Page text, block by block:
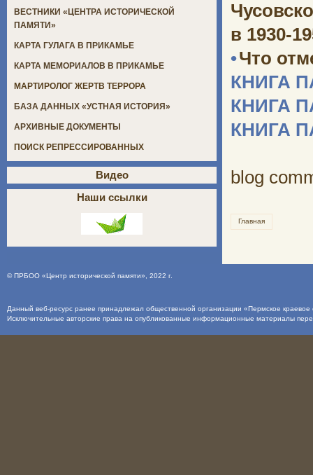
в 1930-
•Что
КНИГА
КНИГА
КНИГА
blog
Главная
ВЕСТНИКИ «ЦЕНТРА ИСТОРИЧЕСКОЙ
ПАМЯТИ»
КАРТА ГУЛАГА В ПРИКАМЬЕ
КАРТА МЕМОРИАЛОВ В ПРИКАМЬЕ
МАРТИРОЛОГ ЖЕРТВ ТЕРРОРА
БАЗА ДАННЫХ «УСТНАЯ ИСТОРИЯ»
АРХИВНЫЕ ДОКУМЕНТЫ
ПОИСК РЕПРЕССИРОВАННЫХ
Видео
Наши ссылки
©ПРБОО «Центр исторической памяти» , 2022 г.
Данный веб-ресурс ранее принадлежал общественной организации «Пермское
Исключительные авторские права на опубликованные информационные материалы